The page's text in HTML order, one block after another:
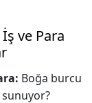
ve Para
Boğa burcu